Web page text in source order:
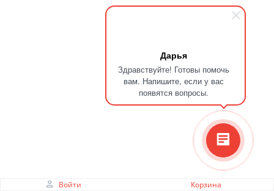
Дарья
Здравствуйте! Готовы помочь
вам. Напишите, если у вас
появятся вопросы.
Войти Корзина